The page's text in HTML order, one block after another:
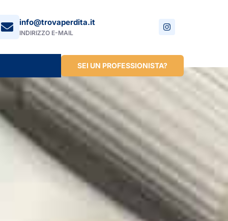
info@trovaperdita.it
INDIRIZZO E-MAIL
SEI UN PROFESSIONISTA?